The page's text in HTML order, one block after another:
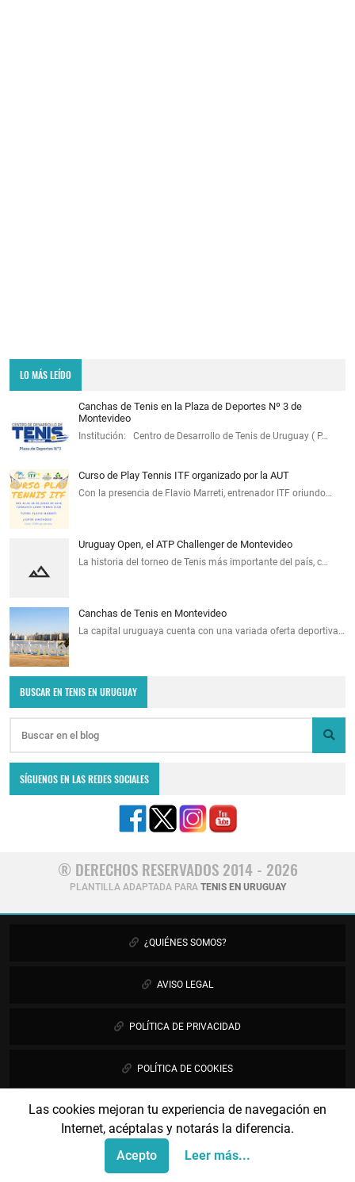
Las cookies mejoran tu experiencia de navegación en
Internet, acéptalas y notarás la diferencia.
Acepto
Leer más...
LO MÁS LEÍDO
Canchas de Tenis en la Plaza de Deportes Nº 3 de
Montevideo
Institución: Centro de Desarrollo de Tenis de Uruguay ( P…
Curso de Play Tennis ITF organizado por la AUT
Con la presencia de Flavio Marreti, entrenador ITF oriundo…
Uruguay Open, el ATP Challenger de Montevideo
La historia del torneo de Tenis más importante del país, c…
Canchas de Tenis en Montevideo
La capital uruguaya cuenta con una variada oferta deportiva…
BUSCAR EN TENIS EN URUGUAY
SÍGUENOS EN LAS REDES SOCIALES
® DERECHOS RESERVADOS 2014 - 2026
PLANTILLA ADAPTADA PARA TENIS EN URUGUAY
¿QUIÉNES SOMOS?
AVISO LEGAL
POLÍTICA DE PRIVACIDAD
POLÍTICA DE COOKIES
PUBLICIDAD
CONTÁCTANOS